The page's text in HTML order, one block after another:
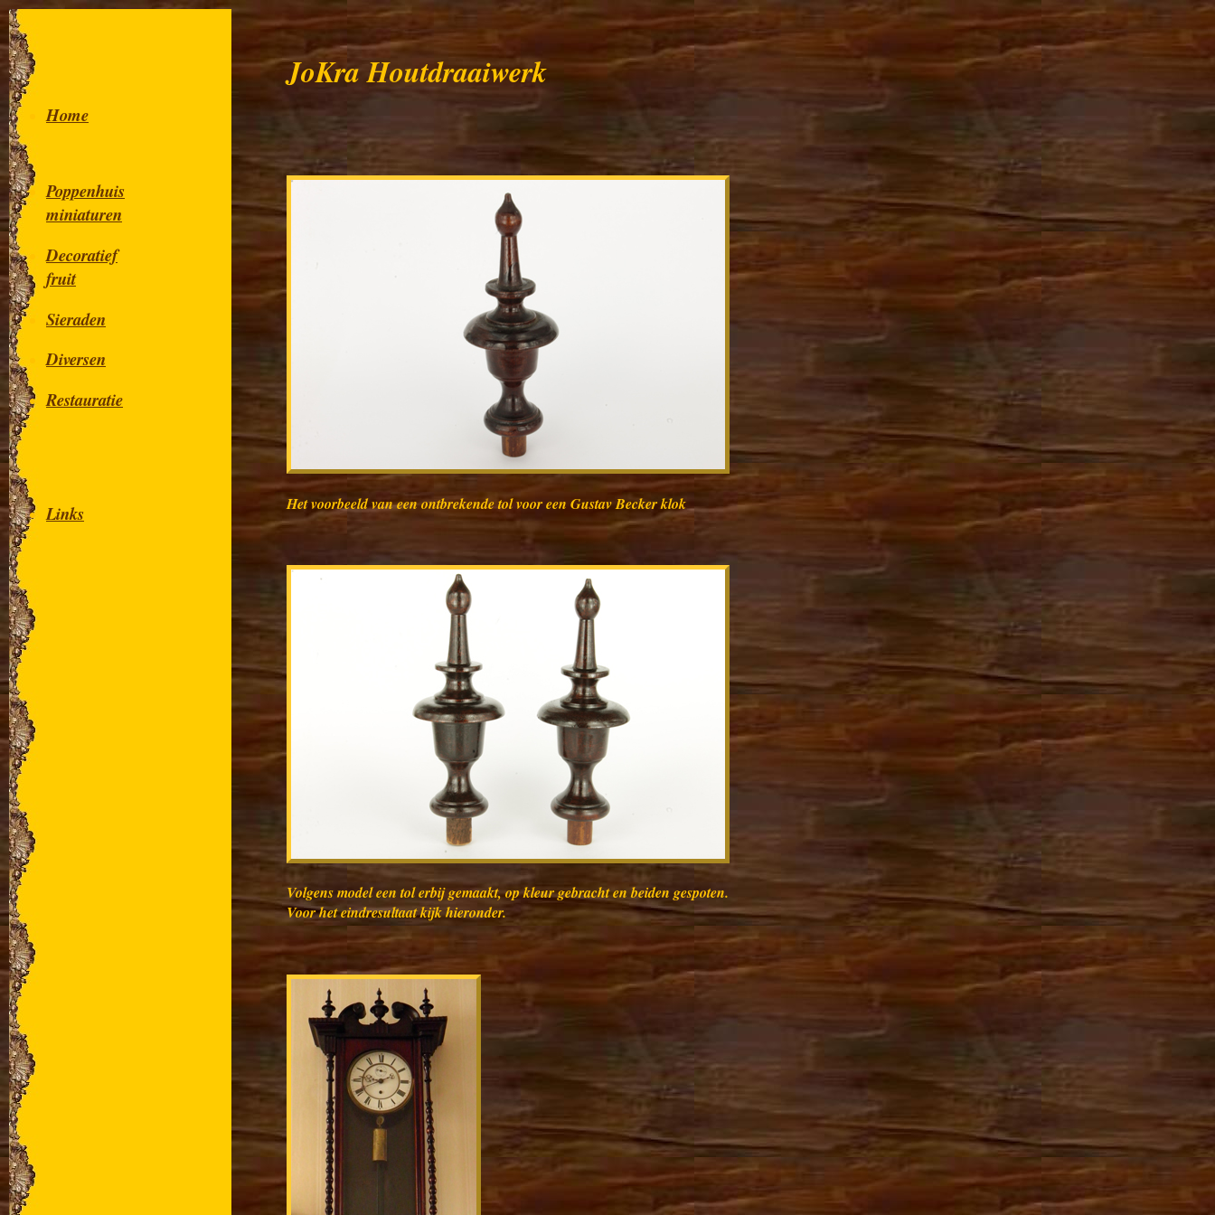
Home
Poppenhuis
miniaturen
Decoratief
fruit
Sieraden
Diversen
Restauratie
Links
JoKra Houtdraaiwerk
Het voorbeeld van een ontbrekende tol voor een Gustav Becker klok
Volgens model een tol erbij gemaakt, op kleur gebracht en beiden gespoten.
Voor het eindresultaat kijk hieronder.